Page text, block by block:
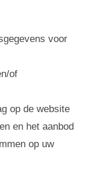
voor
of
op de website
en het aanbod
op uw